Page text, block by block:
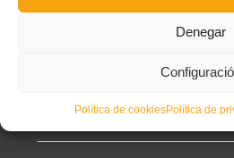
Denegar
Política de cookiesPolítica de